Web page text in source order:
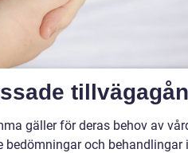
gäller för deras behov av
och behandlingar